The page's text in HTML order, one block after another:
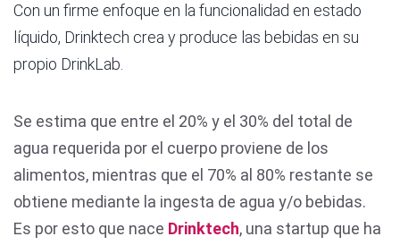
Con un firme enfoque en la funcionalidad en estado
líquido, Drinktech crea y produce las bebidas en su
propio DrinkLab.
Se estima que entre el 20% y el 30% del total de
agua requerida por el cuerpo proviene de los
alimentos, mientras que el 70% al 80% restante se
obtiene mediante la ingesta de agua y/o bebidas.
Es por esto que nace Drinktech, una startup que ha